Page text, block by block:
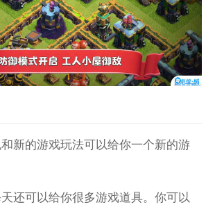
新的游戏玩法可以给你一个新的游
还可以给你很多游戏道具。你可以